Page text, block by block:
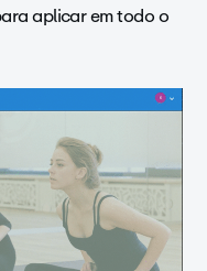
aplicar em todo o